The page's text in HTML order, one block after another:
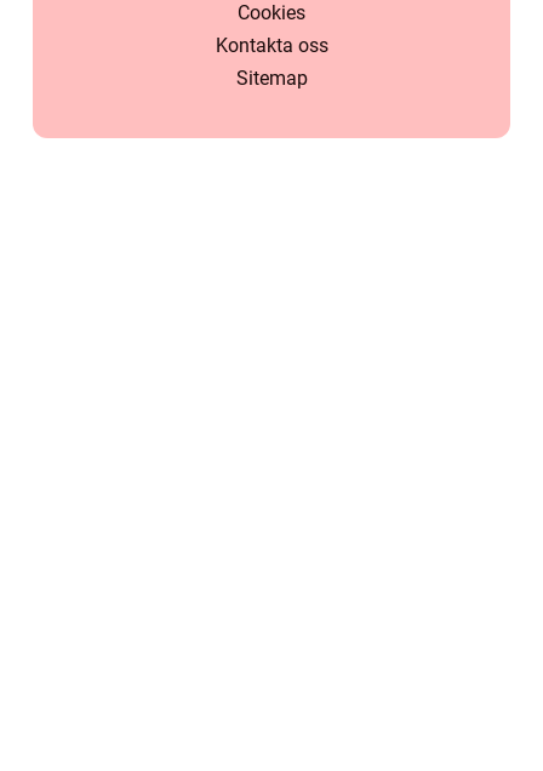
Cookies
Kontakta oss
Sitemap